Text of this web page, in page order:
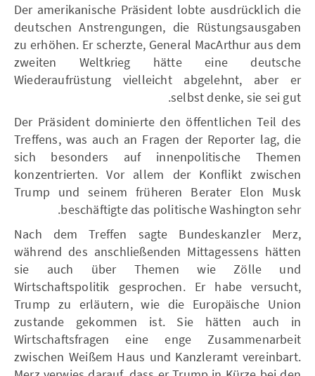
Der amerikanische Präsident lobte ausdrücklich die
deutschen Anstrengungen, die Rüstungsausgaben
zu erhöhen. Er scherzte, General MacArthur aus dem
zweiten Weltkrieg hätte eine deutsche
Wiederaufrüstung vielleicht abgelehnt, aber er
selbst denke, sie sei gut.
Der Präsident dominierte den öffentlichen Teil des
Treffens, was auch an Fragen der Reporter lag, die
sich besonders auf innenpolitische Themen
konzentrierten. Vor allem der Konflikt zwischen
Trump und seinem früheren Berater Elon Musk
beschäftigte das politische Washington sehr.
Nach dem Treffen sagte Bundeskanzler Merz,
während des anschließenden Mittagessens hätten
sie auch über Themen wie Zölle und
Wirtschaftspolitik gesprochen. Er habe versucht,
Trump zu erläutern, wie die Europäische Union
zustande gekommen ist. Sie hätten auch in
Wirtschaftsfragen eine enge Zusammenarbeit
zwischen Weißem Haus und Kanzleramt vereinbart.